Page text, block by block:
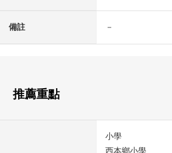
備註 －
推薦重點
小學
西本鄉小學